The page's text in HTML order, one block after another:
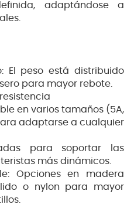
adaptándose a
El peso está distribuido
para mayor rebote.
en varios tamaños (5A,
adaptarse a cualquier
para soportar las
más dinámicos.
Opciones en madera
o nylon para mayor